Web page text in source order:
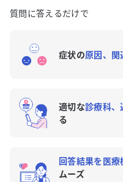
質問に答えるだけで
症状の原因、関
適切な診療科、
る
回答結果を医
ムーズ